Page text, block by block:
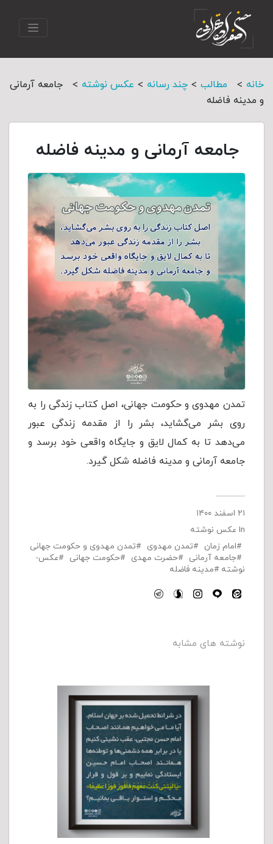
خانه > مطالب > چند رسانه > عکس نوشته >
جامعه آرمانی
و مدینه فاضله
جامعه آرمانی و مدینه فاضله
تمدن مهدوی و حکومت جهانی، اصل كتاب زندگى را به
روی بشر می‌گشاید، بشر را از مقدمه زندگى عبور
‌می‌دهد تا به کمال لایق و جایگاه واقعی خود برسد و
جامعه آرمانی و مدینه فاضله شکل گیرد.
۲۱ اسفند ۱۴۰۰
In عکس نوشته
امام زمان
تمدن مهدوی
تمدن مهدوی و حکومت جهانی
جامعه آرمانی
حضرت مهدی حکومت جهانی
عکس-
نوشته
مدینه فاضله
نوشته های مشابه